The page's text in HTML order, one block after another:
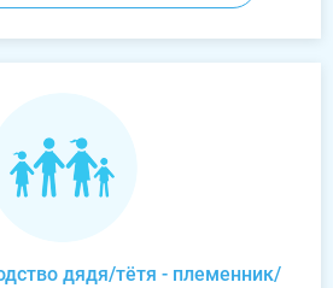
дядя/тётя - племенник/